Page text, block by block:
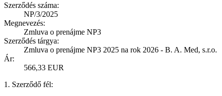
Szerződés száma:
NP/3/2025
Megnevezés:
Zmluva o prenájme NP3
Szerződés tárgya:
Zmluva o prenájme NP3 2025 na rok 2026 - B. A. Med, s.r.o.
Ár:
566,33 EUR
1. Szerződő fél: